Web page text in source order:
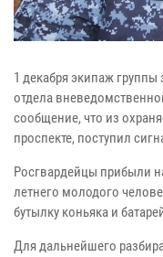
1 декабря экипаж
отдела
сообщение, что из
проспекте, поступил
Росгвардейцы прибыли
летнего молодого
бутылку коньяка и
Для дальнейшего